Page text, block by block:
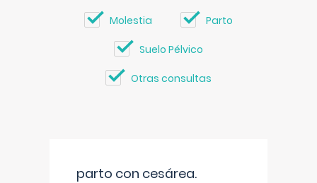
Molestia Parto
Suelo Pélvico
Otras consultas
parto con cesárea.